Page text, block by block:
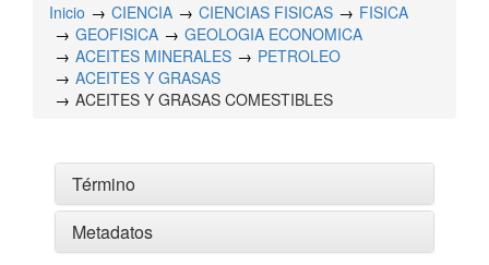
Inicio CIENCIA CIENCIAS FISICAS
FISICA
GEOFISICA
GEOLOGIA ECONOMICA
ACEITES MINERALES
PETROLEO
ACEITES Y GRASAS
ACEITES Y GRASAS COMESTIBLES
Término
Metadatos